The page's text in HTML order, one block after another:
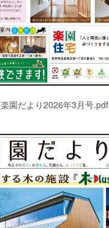
楽園だより2026年3月号.pdf